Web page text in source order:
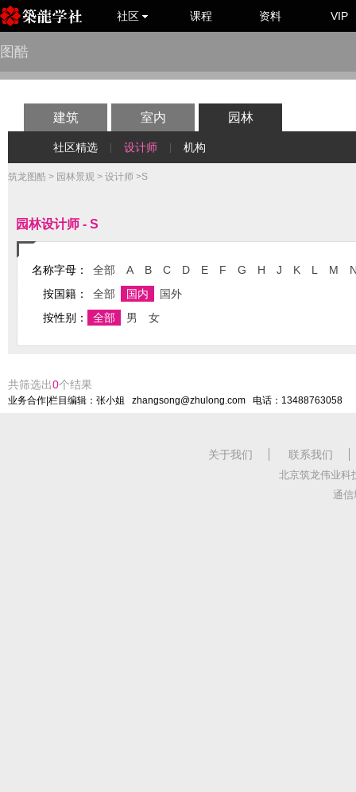
社区 课程 资料 VIP
图酷
建筑 室内 园林
社区精选 设计师 机构
筑龙图酷 > 园林景观 > 设计师 >S
园林设计师 - S
名称字母： 全部 A B C D E F G H J K L M
按国籍：
全部 国内
国外
按性别：
全部 男 女
共筛选出0个结果
业务合作|栏目编辑：张小姐 zhangsong@zhulong.com 电话：13488763058
关于我们 联系我们
北京筑龙伟业科
通